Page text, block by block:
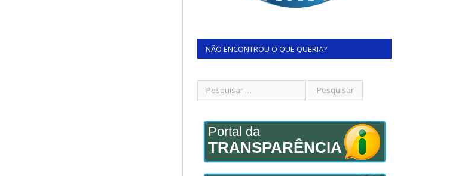
NÃO ENCONTROU O QUE QUERIA?
Portal da
TRANSPARÊNCIA